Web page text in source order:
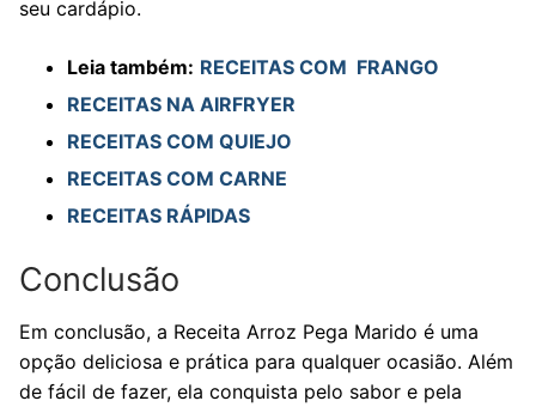
seu cardápio.
Leia também: RECEITAS COM FRANGO
RECEITAS NA AIRFRYER
RECEITAS COM QUIEJO
RECEITAS COM CARNE
RECEITAS RÁPIDAS
Conclusão
Em conclusão, a Receita Arroz Pega Marido é uma
opção deliciosa e prática para qualquer ocasião. Além
de fácil de fazer, ela conquista pelo sabor e pela